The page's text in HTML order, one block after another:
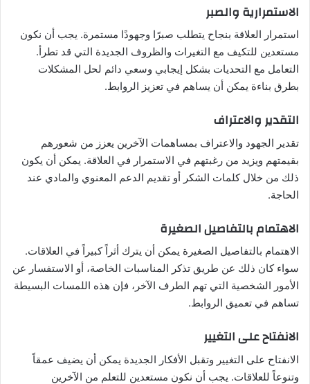
الاستمرارية والصبر
استمرار العلاقة بنجاح يتطلب صبرًا وجهودًا مستمرة. يجب أن نكون
مستعدين للتكيف مع التغيرات والظروف الجديدة التي قد تطرأ.
التعامل مع التحديات بشكل إيجابي وسعي دائم لحل المشكلات
بطرق بناءة يمكن أن يساهم في تعزيز الروابط.
التقدير والاعتراف
تقدير الجهود والاعتراف بمساهمات الآخرين يعزز من شعورهم
بقيمتهم ويزيد من رغبتهم في الاستمرار في العلاقة. يمكن أن يكون
ذلك من خلال كلمات الشكر أو تقديم الدعم المعنوي والمادي عند
الحاجة.
الاهتمام بالتفاصيل الصغيرة
الاهتمام بالتفاصيل الصغيرة يمكن أن يترك أثراً كبيراً في العلاقات.
سواء كان ذلك عن طريق تذكر المناسبات الخاصة، أو الاستفسار عن
الأمور الشخصية التي تهم الطرف الآخر، فإن هذه اللمسات البسيطة
تساهم في تعميق الروابط.
الانفتاح على التغيير
الانفتاح على التغيير وتقبل الأفكار الجديدة يمكن أن يضيف عمقاً
وتنوعاً للعلاقات. يجب أن نكون مستعدين للتعلم من الآخرين